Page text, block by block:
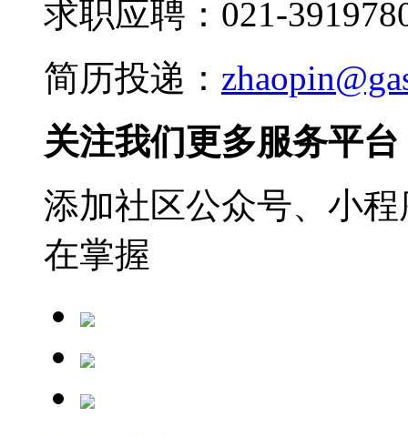
求职应聘：021-
简历投递：
关注我们更多服务平台
添加社区公众号、小
在掌握